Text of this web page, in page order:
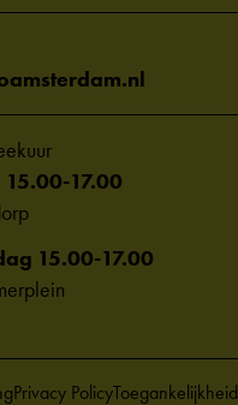
17.00
15.00-17.00
Privacy PolicyToegankelijkheid